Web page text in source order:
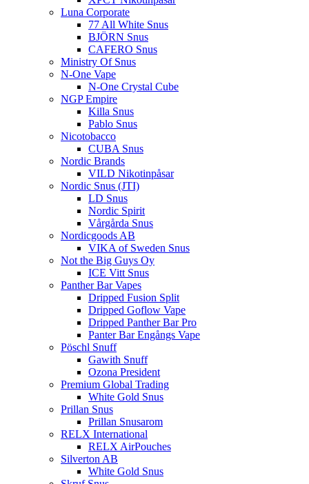
Luna Corporate
77 All White Snus
BJÖRN Snus
CAFERO Snus
Ministry Of Snus
N-One Vape
N-One Crystal Cube
NGP Empire
Killa Snus
Pablo Snus
Nicotobacco
CUBA Snus
Nordic Brands
VILD Nikotinpåsar
Nordic Snus (JTI)
LD Snus
Nordic Spirit
Vårgårda Snus
Nordicgoods AB
VIKA of Sweden Snus
Not the Big Guys Oy
ICE Vitt Snus
Panther Bar Vapes
Dripped Fusion Split
Dripped Goflow Vape
Dripped Panther Bar Pro
Panter Bar Engångs Vape
Pöschl Snuff
Gawith Snuff
Ozona President
Premium Global Trading
White Gold Snus
Prillan Snus
Prillan Snusarom
RELX International
RELX AirPouches
Silverton AB
White Gold Snus